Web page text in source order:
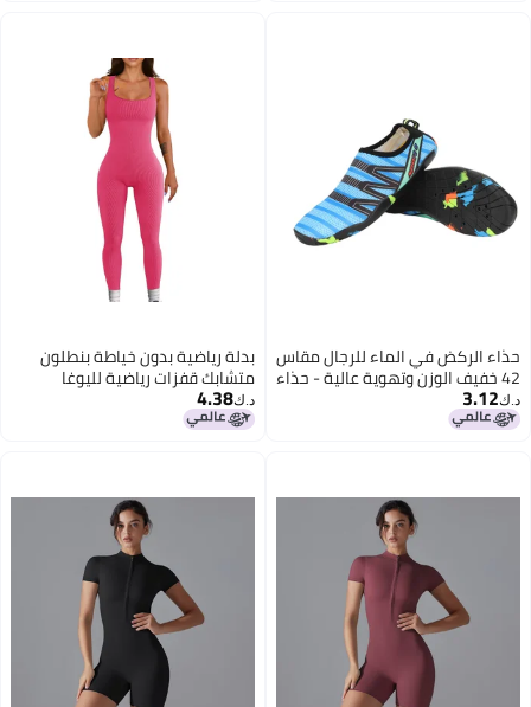
حذاء
بدلة رياضية بدون خياطة بنطلون
متشابك قفزات رياضية لليوغا
د.ك‏ 4.38